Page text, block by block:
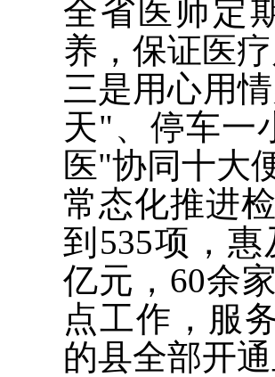
全省医师定
养，保证医
三是用心用
天"、停车一
医"协同十大
常态化推进
到535项，
亿元，60余
点工作，服
的县全部开